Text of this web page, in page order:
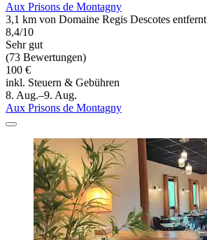
Aux Prisons de Montagny
3,1 km von Domaine Regis Descotes entfernt
8,4/10
Sehr gut
(73 Bewertungen)
100 €
inkl. Steuern & Gebühren
8. Aug.–9. Aug.
Aux Prisons de Montagny